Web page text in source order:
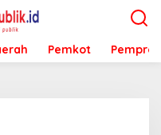
Pemkot Pemprov